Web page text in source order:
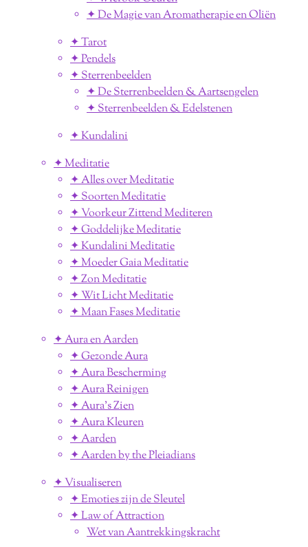
✦ De Magie van Aromatherapie en Oliën
✦ Tarot
✦ Pendels
✦ Sterrenbeelden
✦ De Sterrenbeelden & Aartsengelen
✦ Sterrenbeelden & Edelstenen
✦ Kundalini
✦ Meditatie
✦ Alles over Meditatie
✦ Soorten Meditatie
✦ Voorkeur Zittend Mediteren
✦ Goddelijke Meditatie
✦ Kundalini Meditatie
✦ Moeder Gaia Meditatie
✦ Zon Meditatie
✦ Wit Licht Meditatie
✦ Maan Fases Meditatie
✦ Aura en Aarden
✦ Gezonde Aura
✦ Aura Bescherming
✦ Aura Reinigen
✦ Aura's Zien
✦ Aura Kleuren
✦ Aarden
✦ Aarden by the Pleiadians
✦ Visualiseren
✦ Emoties zijn de Sleutel
✦ Law of Attraction
Wet van Aantrekkingskracht